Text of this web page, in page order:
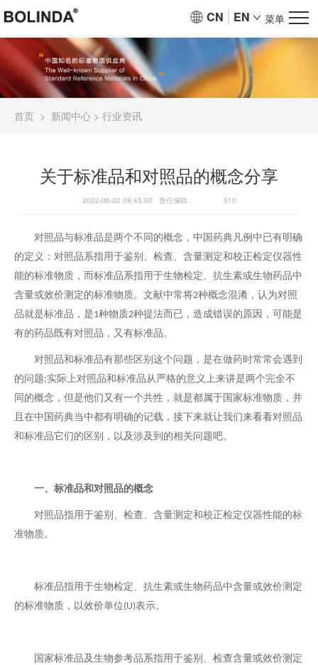
CN EN 菜单
首页 > 新闻中心 > 行业资讯
关于标准品和对照品的概念分享
2022-06-02 09:45:00 责任编辑： 510
对照品与标准品是两个不同的概念，中国药典凡例中已有明确
的定义：对照品系指用于鉴别、检查、含量测定和校正检定仪器性
能的标准物质，而标准品系指用于生物检定、抗生素或生物药品中
含量或效价测定的标准物质。文献中常将2种概念混淆，认为对照
品就是标准品，是1种物质2种提法而已，造成错误的原因，可能是
有的药品既有对照品，又有标准品。
对照品和标准品有那些区别这个问题，是在做药时常常会遇到
的问题;实际上对照品和标准品从严格的意义上来讲是两个完全不
同的概念，但是他们又有一个共性，就是都属于国家标准物质，并
且在中国药典当中都有明确的记载，接下来就让我们来看看对照品
和标准品它们的区别，以及涉及到的相关问题吧。
一、标准品和对照品的概念
对照品指用于鉴别、检查、含量测定和校正检定仪器性能的标
准物质。
标准品指用于生物检定、抗生素或生物药品中含量或效价测定
的标准物质，以效价单位(U)表示。
国家标准品及生物参考品系指用于鉴别、检查含量或效价测定